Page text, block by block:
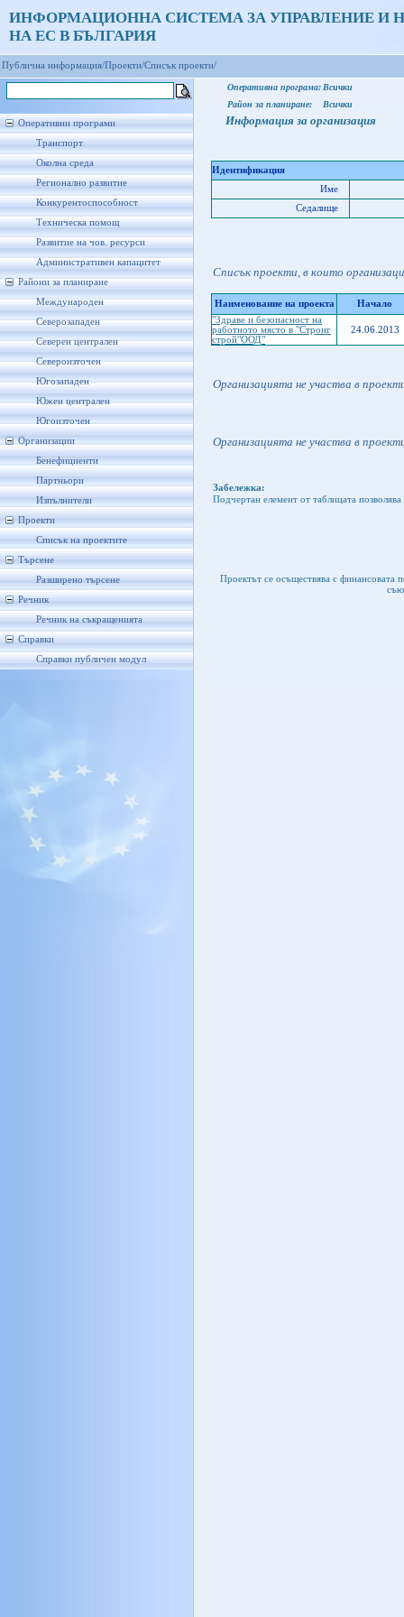
ИНФОРМАЦИОННА СИСТЕМА ЗА УПРАВЛЕНИЕ И
НА ЕС В БЪЛГАРИЯ
Публична информация/Проекти/Списък проекти/
Оперативни програми
Транспорт
Околна среда
Регионално развитие
Конкурентоспособност
Техническа помощ
Развитие на чов. ресурси
Административен капацитет
Райони за планиране
Международен
Северозападен
Северен централен
Североизточен
Югозападен
Южен централен
Югоизточен
Организации
Бенефициенти
Партньори
Изпълнители
Проекти
Списък на проектите
Търсене
Разширено търсене
Речник
Речник на съкращенията
Справки
Справки публичен модул
Оперативна програма: Всички
Район за планиране:
Всички
Информация за организация
Идентификация
Име
Седалище
Списък проекти, в които
Наименование на проекта
Начало
"Здраве и безопасност на
работното място в "Стронг
строй"ООД"
24.06.2013
Организацията не участва в
Организацията не участва в
Забележка:
Подчертан елемент от таблицата
Проектът се осъществява с финансовата